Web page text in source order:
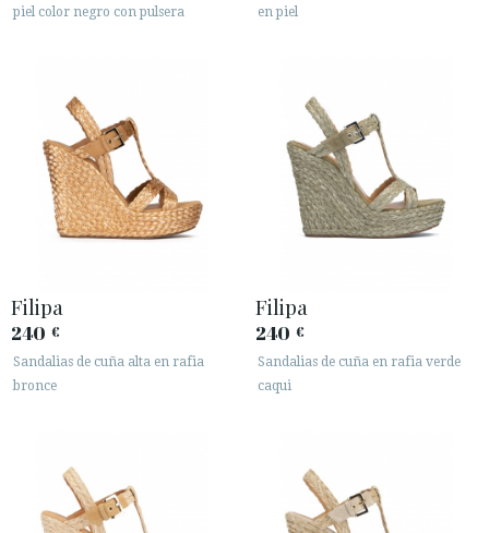
piel color negro con pulsera
en piel
Filipa
240 €
Sandalias de cuña alta en rafia
bronce
Filipa
240 €
Sandalias de cuña en rafia verde
caqui